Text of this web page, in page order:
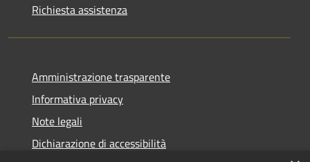
Richiesta assistenza
Amministrazione trasparente
Informativa privacy
Note legali
Dichiarazione di accessibilità